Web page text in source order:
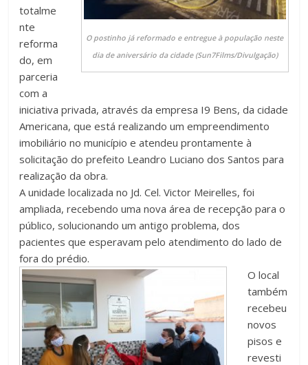
O postinho já reformado e entregue à população neste
dia de aniversário da cidade (Sun7Films/Divulgação)
totalme
nte
reforma
do, em
parceria
com a
iniciativa privada, através da empresa I9 Bens, da cidade
Americana, que está realizando um empreendimento
imobiliário no município e atendeu prontamente à
solicitação do prefeito Leandro Luciano dos Santos para
realização da obra.
A unidade localizada no Jd. Cel. Victor Meirelles, foi
ampliada, recebendo uma nova área de recepção para o
público, solucionando um antigo problema, dos
pacientes que esperavam pelo atendimento do lado de
fora do prédio.
O local
também
recebeu
novos
pisos e
revesti